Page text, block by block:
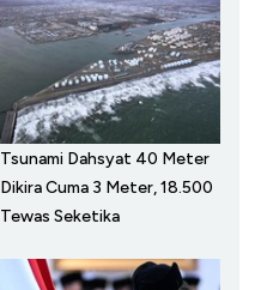
Tsunami Dahsyat 40 Meter
Dikira Cuma 3 Meter, 18.500
Tewas Seketika